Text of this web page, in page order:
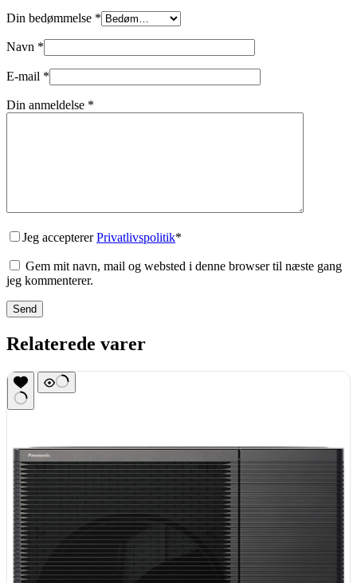
Din bedømmelse *
Navn *
E-mail *
Din anmeldelse *
Jeg acceptererPrivatlivspolitik*
Gem mit navn, mail og websted i denne browser til næste gang
jeg kommenterer.
Send
Relaterede varer